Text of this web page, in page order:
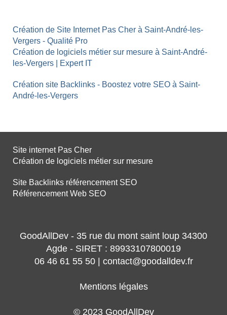
Création de Site Internet Pas Cher à Saint-André-les-
Vergers - Qualité Pro
Création de logiciels métier sur mesure à Saint-André-
les-Vergers | Expert IT
Création site Backlinks - Boostez votre SEO à Saint-
André-les-Vergers
Site internet Pas Cher
Création de logiciels métier sur mesure
Site Backlinks référencement SEO
Référencement Web SEO
GoodAllDev - 35 rue du mont saint loup 34300
Agde - SIRET : 89933107800019
06 46 61 55 50 | contact@goodalldev.fr
Mentions légales
© 2023 GoodAllDev